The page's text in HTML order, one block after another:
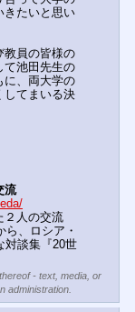
きたいと思い
員の皆様の
て池田先生の
に、両大学の
してまいる決
流
２人の交流
、ロシア・
対談集『20世
- text, media, or
administration.